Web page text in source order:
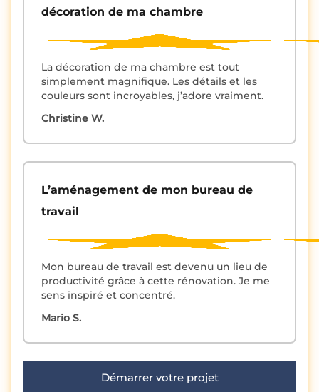
décoration de ma chambre
La décoration de ma chambre est tout
simplement magnifique. Les détails et les
couleurs sont incroyables, j’adore vraiment.
Christine W.
L’aménagement de mon bureau de
travail
Mon bureau de travail est devenu un lieu de
productivité grâce à cette rénovation. Je me
sens inspiré et concentré.
Mario S.
Démarrer votre projet